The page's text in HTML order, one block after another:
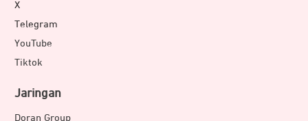
X
Telegram
YouTube
Tiktok
Jaringan
Doran Group